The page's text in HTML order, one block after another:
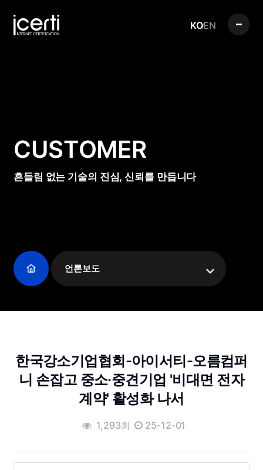
KOEN
CUSTOMER
흔들림 없는 기술의 진심, 신뢰를 만듭니다
언론보도
한국강소기업협회-아이서티-오름컴퍼
니 손잡고 중소·중견기업 '비대면 전자
계약' 활성화 나서
1,293회 25-12-01